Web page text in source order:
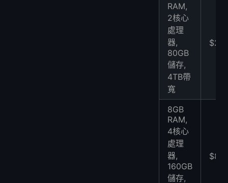
RAM,
2核心
處理
器,
80GB
儲存,
4TB帶
寬
$20
8GB
RAM,
4核心
處理
器,
160GB
儲存,
$80